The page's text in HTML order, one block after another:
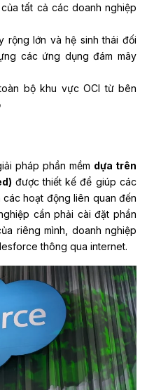
tất cả các doanh nghiệp
rộng lớn và hệ sinh thái đối
các ứng dụng đám mây
bộ khu vực OCI từ bên
pháp phần mềm dựa trên
được thiết kế để giúp các
hoạt động liên quan đến
cần phải cài đặt phần
riêng mình, doanh nghiệp
thông qua internet.